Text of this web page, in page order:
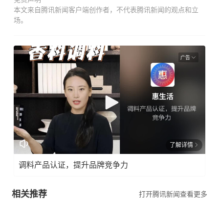
本文来自腾讯新闻客户端创作者，不代表腾讯新闻的观点和立
场。
广告
了解详情
调料产品认证，提升品牌竞争力
相关推荐 打开腾讯新闻查看更多